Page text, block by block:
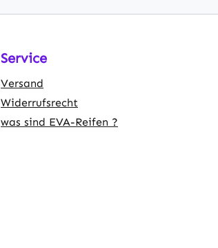
Service
Versand
Widerrufsrecht
was sind EVA-Reifen ?